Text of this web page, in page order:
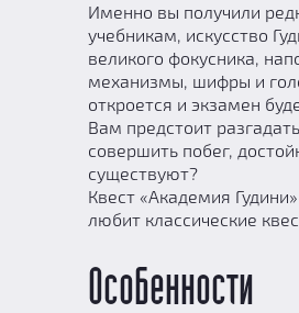
Именно вы получили
учебникам, искусство
великого фокусника,
механизмы, шифры и
откроется и экзамен
Вам предстоит
совершить побег,
существуют?
Квест «Академия
любит классические
Особенности